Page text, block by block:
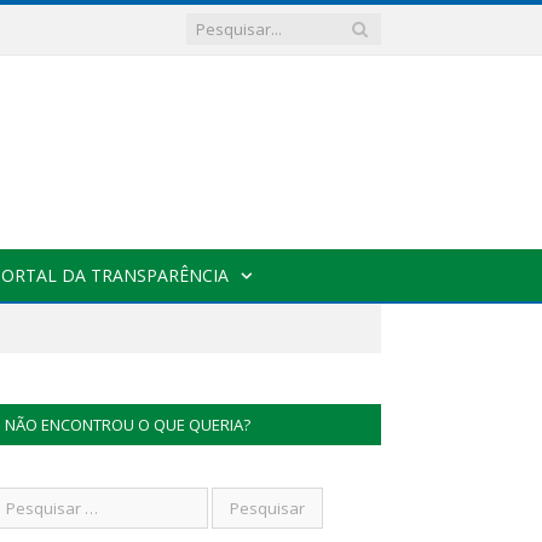
DA TRANSPARÊNCIA
NÃO ENCONTROU O QUE QUERIA?